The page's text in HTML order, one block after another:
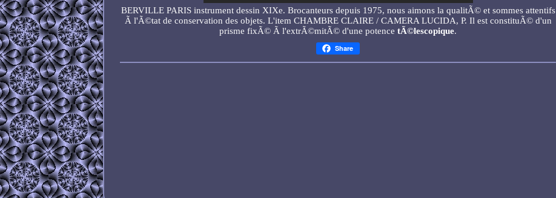
BERVILLE PARIS instrument dessin XIXe. Brocanteurs depuis 1975, nous aimons la qualitÃ© et sommes attentifs
Ã l'Ã©tat de conservation des objets. L'item CHAMBRE CLAIRE / CAMERA LUCIDA, P. Il est constituÃ© d'un
prisme fixÃ© Ã l'extrÃ©mitÃ© d'une potencetÃ©lescopique.
Share